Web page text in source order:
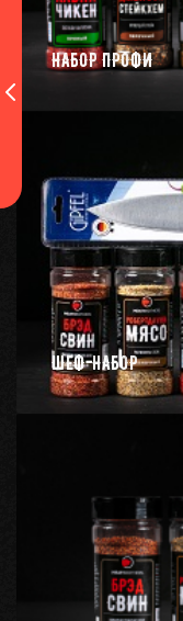
НАБОР ПРОФИ
ШЕФ-НАБОР